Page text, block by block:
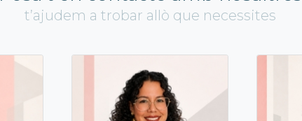
t’ajudem a trobar allò que necessites